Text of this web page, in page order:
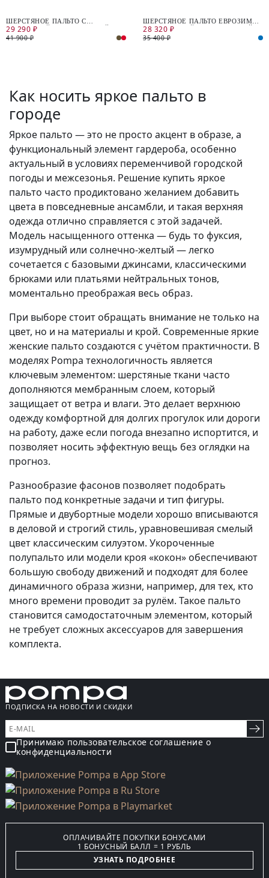
ШЕРСТЯНОЕ ПАЛЬТО С
МЕМБРАНОЙ И УТЕПЛЁННОЙ
СПИНКОЙ
29 290 ₽
41 900 ₽
ШЕРСТЯНОЕ ПАЛЬТО ЕВРОЗИМА
С МЕМБРАНОЙ И УТЕПЛЕННОЙ
СПИНКОЙ
28 320 ₽
35 400 ₽
Как носить яркое пальто в
городе
Яркое пальто — это не просто акцент в образе, а
функциональный элемент гардероба, особенно
актуальный в условиях переменчивой городской
погоды и межсезонья. Решение купить яркое
пальто часто продиктовано желанием добавить
цвета в повседневные ансамбли, и такая верхняя
одежда отлично справляется с этой задачей.
Модель насыщенного оттенка — будь то фуксия,
изумрудный или солнечно-желтый — легко
сочетается с базовыми джинсами, классическими
брюками или платьями нейтральных тонов,
моментально преображая весь образ.
При выборе стоит обращать внимание не только на
цвет, но и на материалы и крой. Современные яркие
женские пальто создаются с учётом практичности. В
моделях Pompa технологичность является
ключевым элементом: шерстяные ткани часто
дополняются мембранным слоем, который
защищает от ветра и влаги. Это делает верхнюю
одежду комфортной для долгих прогулок или дороги
на работу, даже если погода внезапно испортится, и
позволяет носить эффектную вещь без оглядки на
прогноз.
Разнообразие фасонов позволяет подобрать
пальто под конкретные задачи и тип фигуры.
Прямые и двубортные модели хорошо вписываются
в деловой и строгий стиль, уравновешивая смелый
цвет классическим силуэтом. Укороченные
полупальто или модели кроя «кокон» обеспечивают
большую свободу движений и подходят для более
динамичного образа жизни, например, для тех, кто
много времени проводит за рулём. Такое пальто
становится самодостаточным элементом, который
не требует сложных аксессуаров для завершения
комплекта.
ПОДПИСКА НА НОВОСТИ И СКИДКИ
Принимаю пользовательское соглашение о
конфиденциальности
ОПЛАЧИВАЙТЕ ПОКУПКИ БОНУСАМИ
1 БОНУСНЫЙ БАЛЛ = 1 РУБЛЬ
УЗНАТЬ ПОДРОБНЕЕ